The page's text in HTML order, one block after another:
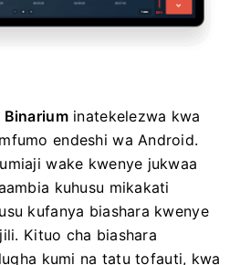
Binariuminatekelezwa kwa
endeshi wa Android.
wake kwenye jukwaa
kuhusu mikakati
kufanya biashara kwenye
Kituo cha biashara
kumi na tatu tofauti, kwa